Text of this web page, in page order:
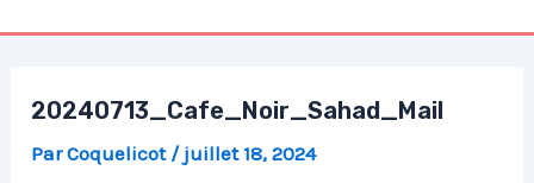
20240713_Cafe_Noir_Sahad_Mail
ParCoquelicot / juillet 18, 2024